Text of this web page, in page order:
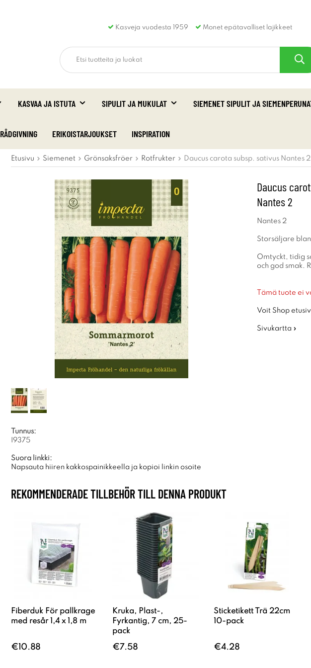
Kasveja vuodesta 1959 Monet epätavalliset lajikkeet
KASVAA JA ISTUTA SIPULIT JA MUKULAT SIEMENET SIPULIT JA
RÅDGIVNING ERIKOISTARJOUKSET INSPIRATION
Etusivu Siemenet Grönsaksfröer Rotfrukter Daucus carota subsp. sativus Nantes
Daucus
Nantes 2
Nantes 2
Storsäljare
Omtyckt, tidig
och god smak.
Tämä tuote ei
Voit Shop
Sivukartta »
Tunnus:
I9375
Suora linkki:
Napsauta hiiren kakkospainikkeella ja kopioi linkin osoite
REKOMMENDERADE TILLBEHÖR TILL DENNA PRODUKT
Fiberduk För pallkrage
med resår 1,4 x 1,8 m
€10.88
Kruka, Plast-,
Fyrkantig, 7 cm, 25-
pack
€7.58
Sticketikett Trä 22cm
10-pack
€4.28